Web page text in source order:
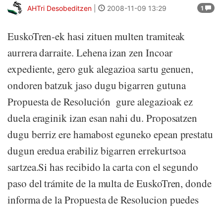
1
AHTri Desobeditzen 2008-11-09 13:29
EuskoTren-ek hasi zituen multen tramiteak
aurrera darraite. Lehena izan zen Incoar
expediente, gero guk alegazioa sartu genuen,
ondoren batzuk jaso dugu bigarren gutuna
Propuesta de Resolución gure alegazioak ez
duela eraginik izan esan nahi du. Proposatzen
dugu berriz ere hamabost eguneko epean prestatu
dugun eredua erabiliz bigarren errekurtsoa
sartzea.Si has recibido la carta con el segundo
paso del trámite de la multa de EuskoTren, donde
informa de la Propuesta de Resolucion puedes